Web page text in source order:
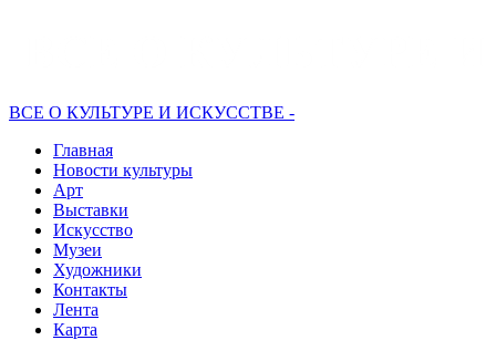
ВСЕ О КУЛЬТУРЕ И ИСКУССТВЕ -
Главная
Новости культуры
Арт
Выставки
Искусство
Музеи
Художники
Контакты
Лента
Карта